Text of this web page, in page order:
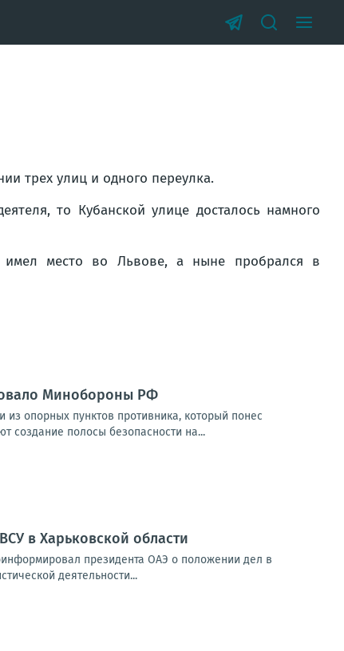
трех улиц и одного переулка.
то Кубанской улице досталось намного
имел место во Львове, а ныне пробрался в
Минобороны РФ
опорных пунктов противника, который понес
создание полосы безопасности на...
в Харьковской области
президента ОАЭ о положении дел в
деятельности...